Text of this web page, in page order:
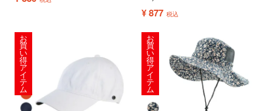
¥877 税込
お
買
い
得
ア
イ
テ
ム
お
買
い
得
ア
イ
テ
ム